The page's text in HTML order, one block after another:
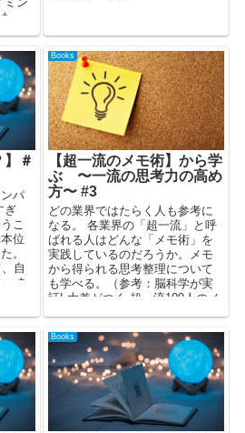
。
】＃
パ
ぎ
こ
位
。
自
あ
Books
【超一流のメモ術】から学
ぶ 〜一流の思考力の高め
方〜 #3
どの業界ではたらく人も参考に
なる。 各業界の「超一流」と呼
ばれる人はどんな「メモ術」を
実践しているのだろうか。メモ
から得られる思考整理について
も学べる。（参考：脳科学が実
証! 大差がつく 超一流109人のメ
Books